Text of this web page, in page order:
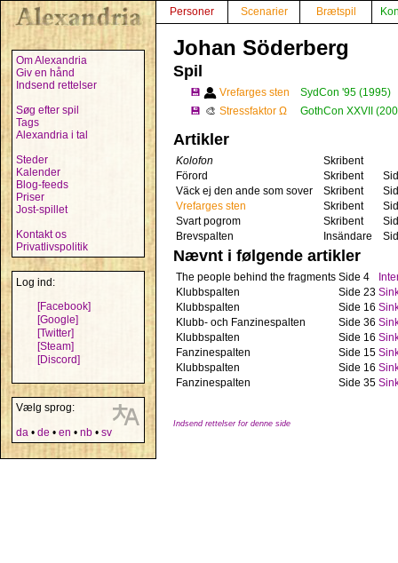
Om Alexandria
Giv en hånd
Indsend rettelser
Søg efter spil
Tags
Alexandria i tal
Steder
Kalender
Blog-feeds
Priser
Jost-spillet
Kontakt os
Privatlivspolitik
Log ind:
[Facebook]
[Google]
[Twitter]
[Steam]
[Discord]
Vælg sprog:
da • de • en • nb • sv
Personer Scenarier Brætspil
Johan Söderberg
Spil
💾 Vrefarges sten
SydCon '95 (1995)
💾 🎨 Stressfaktor Ω GothCon XXVII
Artikler
Kolofon
Skribent
Förord
Skribent
Väck ej den ande som sover
Skribent
Vrefarges sten
Skribent
Svart pogrom
Skribent
Brevspalten
Insändare
Nævnt i følgende artikler
The people behind the fragments Side 4
Klubbspalten
Side 23
Klubbspalten
Side 16
Klubb- och Fanzinespalten
Side 36
Klubbspalten
Side 16
Fanzinespalten
Side 15
Klubbspalten
Side 16
Fanzinespalten
Side 35
Indsend rettelser for denne side